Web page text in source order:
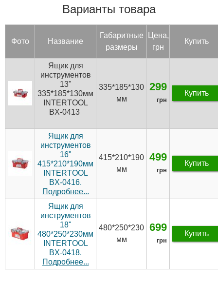
Варианты товара
Фото Название
Га­барит­ные
раз­ме­ры
Цена,
грн
Купить
Ящик для
инструментов
13"
335*185*130мм
INTERTOOL
BX-0413
335*185*130
мм
299
грн
Купить
Ящик для
инструментов
16"
415*210*190мм
INTERTOOL
BX-0416.
Подробнее...
415*210*190
мм
499
грн
Купить
Ящик для
инструментов
18"
480*250*230мм
INTERTOOL
BX-0418.
Подробнее...
480*250*230
мм
699
грн
Купить